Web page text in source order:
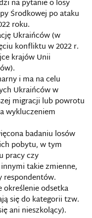
na pytanie o losy
Środkowej po ataku
roku.
Ukraińców (w
konfliktu w 2022 r.
krajów Unii
i ma na celu
Ukraińców w
migracji lub powrotu
wykluczeniem
badaniu losów
pobytu, w tym
pracy czy
takie zmienne,
respondentów.
odsetka
się do kategorii tzw.
ani nieszkolący).